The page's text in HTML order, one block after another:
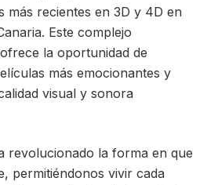
más recientes en 3D y 4D en
Este complejo
la oportunidad de
más emocionantes y
visual y sonora
revolucionado la forma en que
permitiéndonos vivir cada